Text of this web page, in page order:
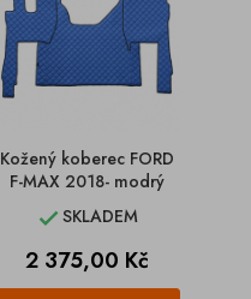
Kožený koberec FORD
F-MAX 2018- modrý
SKLADEM
Cena
2 375,00 Kč